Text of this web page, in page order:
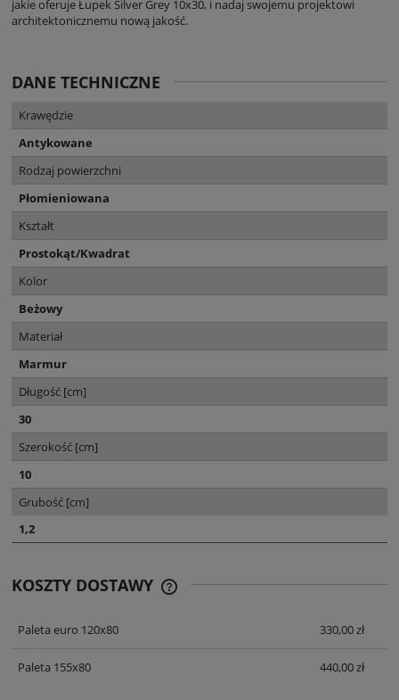
jakie oferuje Łupek Silver Grey 10x30, i nadaj swojemu projektowi
architektonicznemu nową jakość.
DANE TECHNICZNE
Krawędzie
Antykowane
Rodzaj powierzchni
Płomieniowana
Kształt
Prostokąt/Kwadrat
Kolor
Beżowy
Materiał
Marmur
Długość [cm]
30
Szerokość [cm]
10
Grubość [cm]
1,2
KOSZTY DOSTAWY
Paleta euro 120x80
330,00 zł
Paleta 155x80 440,00 zł